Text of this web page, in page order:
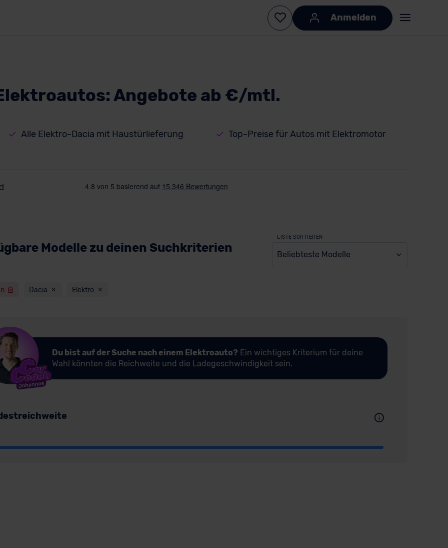
Anmelden
Angebote ab €/mtl.
Alle Elektro-Dacia mit Haustürlieferung Top-Preise für Autos mit Elektromotor
Modelle zu deinen Suchkriterien
LISTE SORTIEREN
Beliebteste Modelle
Dacia Elektro
Du bist auf der Suche nach einem Elektroauto? Ein wichtiges Kriterium für deine
Wahl könnten die Reichweite und die Ladegeschwindigkeit sein.